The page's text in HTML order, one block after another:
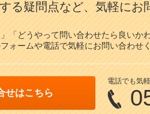
る疑問点など、気軽にお
「どうやって問い合わせたら良い
ォームや電話で気軽にお問い合わせく
せはこちら
電話でも気